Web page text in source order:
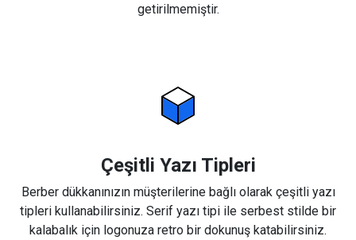
getirilmemiştir.
Çeşitli Yazı Tipleri
Berber dükkanınızın müşterilerine bağlı olarak çeşitli yazı
tipleri kullanabilirsiniz. Serif yazı tipi ile serbest stilde bir
kalabalık için logonuza retro bir dokunuş katabilirsiniz.